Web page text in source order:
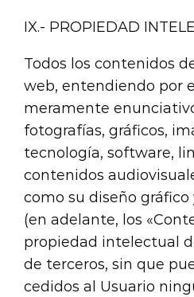
IX.- PROPIEDAD
Todos los contenidos
web, entendiendo por
meramente
fotografías, gráficos,
tecnología, software,
contenidos
como su diseño
(en adelante, los
propiedad intelectual
de terceros, sin que
cedidos al Usuario